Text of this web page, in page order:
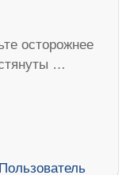
осторожнее
…